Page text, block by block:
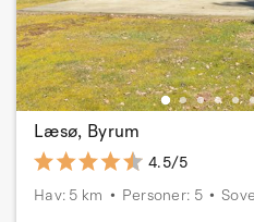
Læsø, Byrum
4.5/5
Hav: 5 km
Personer: 5